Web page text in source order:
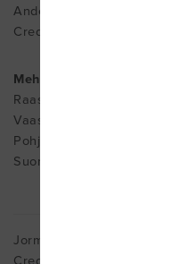
Anders Blom
Cred. MDT
Mehiläinen /Vasa
Raastuvankatu 13
Vaasa
Pohjanmaa 65100
Suomi
Jorma Eerola
Cred. MDT